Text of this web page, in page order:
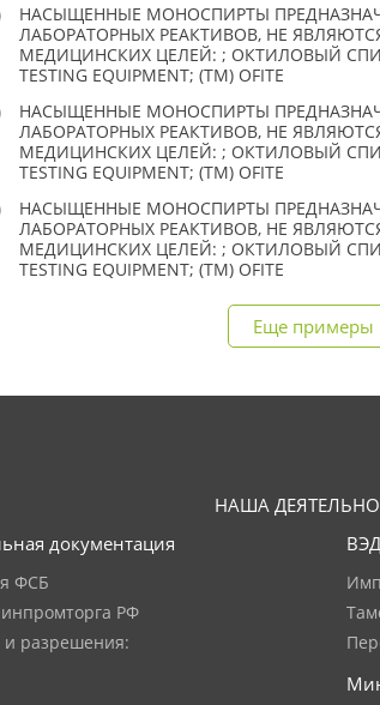
НАСЫЩЕННЫЕ МОНОСПИРТЫ
ЛАБОРАТОРНЫХ РЕАКТИВОВ, НЕ
МЕДИЦИНСКИХ ЦЕЛЕЙ: ; ОКТИЛОВЫЙ
TESTING EQUIPMENT; (TM) OFITE
НАСЫЩЕННЫЕ МОНОСПИРТЫ
ЛАБОРАТОРНЫХ РЕАКТИВОВ, НЕ
МЕДИЦИНСКИХ ЦЕЛЕЙ: ; ОКТИЛОВЫЙ
TESTING EQUIPMENT; (TM) OFITE
НАСЫЩЕННЫЕ МОНОСПИРТЫ
ЛАБОРАТОРНЫХ РЕАКТИВОВ, НЕ
МЕДИЦИНСКИХ ЦЕЛЕЙ: ; ОКТИЛОВЫЙ
TESTING EQUIPMENT; (TM) OFITE
Еще примеры
НАША
документация
ФСБ
РФ
разрешения: